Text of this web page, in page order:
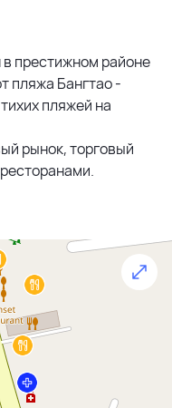
престижном районе
пляжа Бангтао -
пляжей на
рынок, торговый